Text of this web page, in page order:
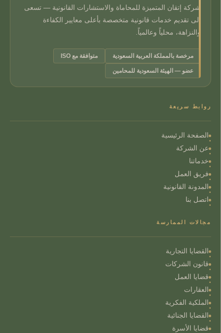
شركة إتقان المتميزة للمحاماة والاستشارات القانونية — تسعى
إلى تقديم خدمات قانونية متخصصة بأعلى معايير الكفاءة
والنزاهة، محلياً وعالمياً.
مرخصة بالمملكة العربية السعودية متوافقة مع ISO
عضو — الهيئة السعودية للمحامين
روابط سريعة
الصفحة الرئيسية
عن الشركة
خدماتنا
فريق العمل
المدونة القانونية
اتصل بنا
مجالات الممارسة
القضايا التجارية
قانون الشركات
قضايا العمل
العقارات
الملكية الفكرية
القضايا الجنائية
قضايا الأسرة